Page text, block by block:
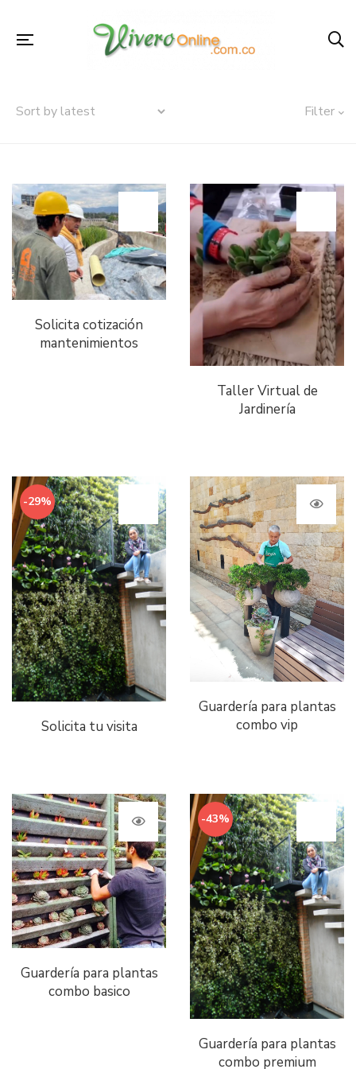
Filter
Solicita cotización
mantenimientos
Taller Virtual de
Jardinería
-29%
Solicita tu visita
Guardería para plantas
combo vip
Guardería para plantas
combo basico
-43%
Guardería para plantas
combo premium